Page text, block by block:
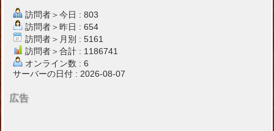
訪問者＞今日 : 803
訪問者＞昨日 : 654
訪問者＞月別 : 5161
訪問者＞合計 : 1186741
オンライン数 : 6
サーバーの日付 : 2026-08-07
広告